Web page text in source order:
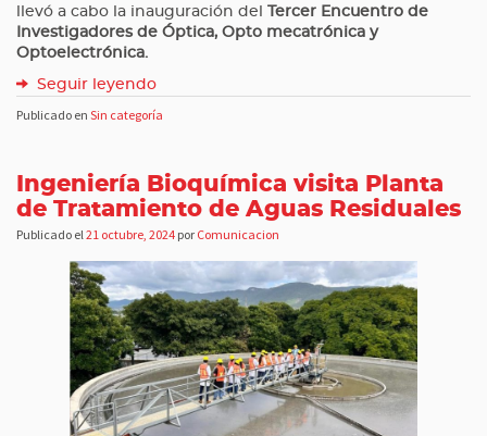
llevó a cabo la inauguración del Tercer Encuentro de
Investigadores de Óptica, Opto mecatrónica y
Optoelectrónica.
Seguir leyendo
Publicado en Sin categoría
Ingeniería Bioquímica visita Planta
de Tratamiento de Aguas Residuales
Publicado el 21 octubre, 2024 por Comunicacion